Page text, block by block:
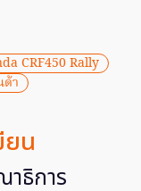
CRF450 Rally
ด้า
ยน
ธิการ